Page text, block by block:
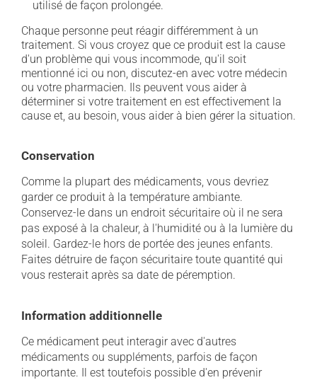
utilisé de façon prolongée.
Chaque personne peut réagir différemment à un
traitement. Si vous croyez que ce produit est la cause
d'un problème qui vous incommode, qu'il soit
mentionné ici ou non, discutez-en avec votre médecin
ou votre pharmacien. Ils peuvent vous aider à
déterminer si votre traitement en est effectivement la
cause et, au besoin, vous aider à bien gérer la situation.
Conservation
Comme la plupart des médicaments, vous devriez
garder ce produit à la température ambiante.
Conservez-le dans un endroit sécuritaire où il ne sera
pas exposé à la chaleur, à l'humidité ou à la lumière du
soleil. Gardez-le hors de portée des jeunes enfants.
Faites détruire de façon sécuritaire toute quantité qui
vous resterait après sa date de péremption.
Information additionnelle
Ce médicament peut interagir avec d'autres
médicaments ou suppléments, parfois de façon
importante. Il est toutefois possible d'en prévenir